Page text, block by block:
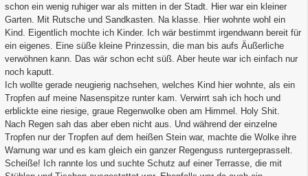
schon ein wenig ruhiger war als mitten in der Stadt. Hier war ein kleiner
Garten. Mit Rutsche und Sandkasten. Na klasse. Hier wohnte wohl ein
Kind. Eigentlich mochte ich Kinder. Ich wär bestimmt irgendwann bereit für
ein eigenes. Eine süße kleine Prinzessin, die man bis aufs Äußerliche
verwöhnen kann. Das wär schon echt süß. Aber heute war ich einfach nur
noch kaputt.
Ich wollte gerade neugierig nachsehen, welches Kind hier wohnte, als ein
Tropfen auf meine Nasenspitze runter kam. Verwirrt sah ich hoch und
erblickte eine riesige, graue Regenwolke oben am Himmel. Holy Shit.
Nach Regen sah das aber eben nicht aus. Und während der einzelne
Tropfen nur der Tropfen auf dem heißen Stein war, machte die Wolke ihre
Warnung war und es kam gleich ein ganzer Regenguss runtergeprasselt.
Scheiße! Ich rannte los und suchte Schutz auf einer Terrasse, die mit